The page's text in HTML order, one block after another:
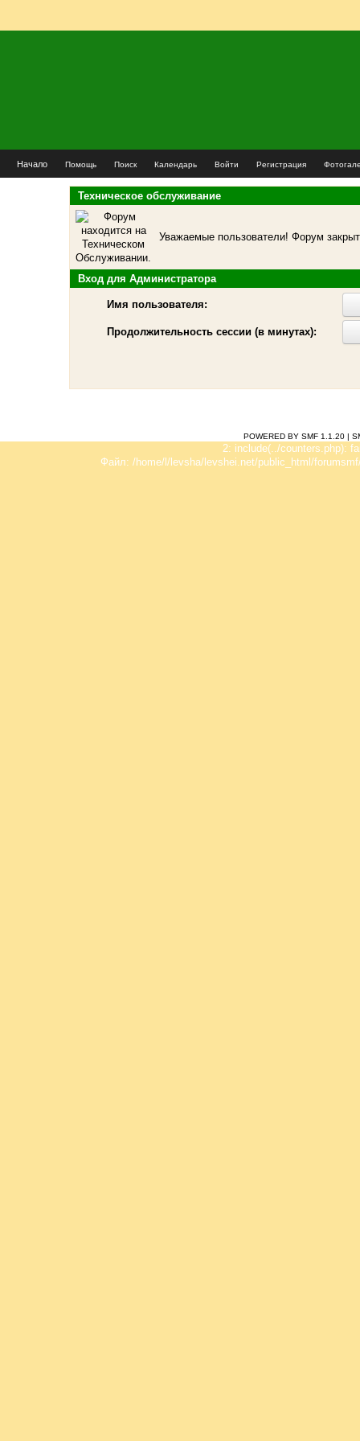
Начало Помощь Поиск Календарь Войти Регистрация
Техническое обслуживание
Уважаемые пользователи! Форум
Вход для Администратора
Имя пользователя:
Продолжительность сессии (в минутах):
POWERED BY SMF 1.1.20 |
2: include(../counters.php):
Файл: /home/l/levsha/levshei.net/public_html/